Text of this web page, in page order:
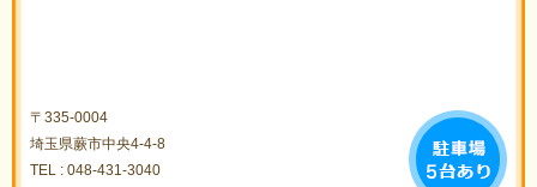
〒335-0004
埼玉県蕨市中央4-4-8
TEL : 048-431-3040